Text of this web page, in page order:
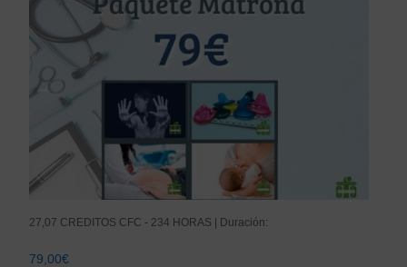
27,07 CREDITOS CFC - 234 HORAS | Duración:
79,00€